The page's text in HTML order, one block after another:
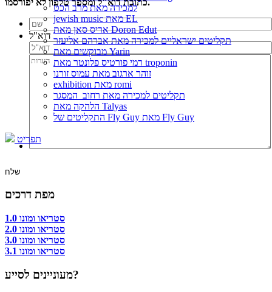
למכירה מאת מרב הכט
jewish music מאת EL
אריס סאן מאת Doron Edut
תקליטים ישראליים למכירה מאת אברהם אליעזר
מבוקשים מאת Yarin
רמי פורטיס פלונטר מאת troponin
זוהר ארגוב מאת עמוס זורנו
exhibition מאת romi
תקליטים למכירה מאת רחוב_המסגר
הלהקה מאת Talyas
התקליטים של Fly Guy מאת Fly Guy
תפריט
כתובת דוא"ל ומספר טלפון לא יפורסמו.
דוא"ל
מפת דרכים
סטריאו ומונו 1.0
סטריאו ומונו 2.0
סטריאו ומונו 3.0
סטריאו ומונו 3.1
מעוניינים לסייע?